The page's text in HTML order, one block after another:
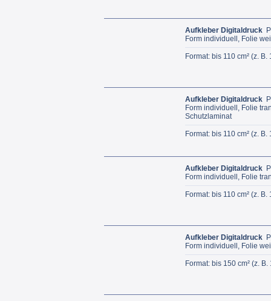
Aufkleber Digitaldruck
Form individuell, Folie
Format: bis 110 cm² (z.
Aufkleber Digitaldruck
Form individuell, Folie
Schutzlaminat
Format: bis 110 cm² (z.
Aufkleber Digitaldruck
Form individuell, Folie
Format: bis 110 cm² (z.
Aufkleber Digitaldruck
Form individuell, Folie
Format: bis 150 cm² (z.